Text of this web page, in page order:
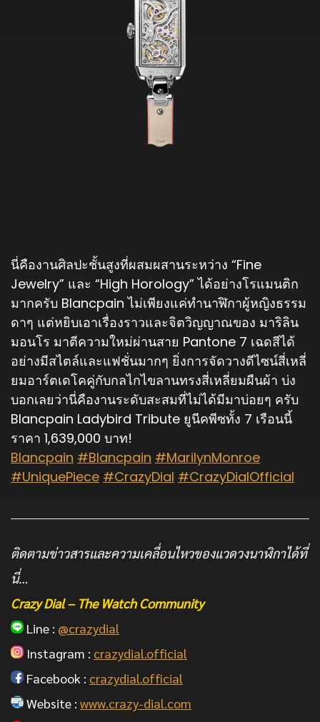
นี่คืองานศิลปะชั้นสูงที่ผสมผสานระหว่าง “Fine
Jewelry” และ “High Horology” ได้อย่างโรแมนติก
มากครับ Blancpain ไม่เพียงแค่ทำนาฬิกาผู้หญิงธรรม
ดาๆ แต่หยิบเอาเรื่องราวและจิตวิญญาณของ มาริลิน
มอนโร มาตีความใหม่ผ่านสาย Pantone 7 เฉดสีได้
อย่างมีสไตล์และแฟชั่นมากๆ ยิ่งการจัดวางดีไซน์สี่เหลี่
ยมอาร์ตเดโคคู่กับกลไกไขลานทรงสี่เหลี่ยมผืนผ้า บ่ง
บอกเลยว่านี่คืองานระดับสะสมที่ไม่ได้มีมาบ่อยๆ ครับ
Blancpain Ladybird Tribute ยูนีคพีซทั้ง 7 เรือนนี้
ราคา 1,639,000 บาท!
Blancpain #Blancpain #MarilynMonroe
#UniquePiece #CrazyDial #CrazyDialOfficial
ติดตามข่าวสารและความเคลื่อนไหวของแวดวงนาฬิกาได้ที่
นี่…
Crazy Dial – The Watch Community
Line : @crazydial
Instagram : crazydial.official
Facebook : crazydial.official
Website : www.crazy-dial.com